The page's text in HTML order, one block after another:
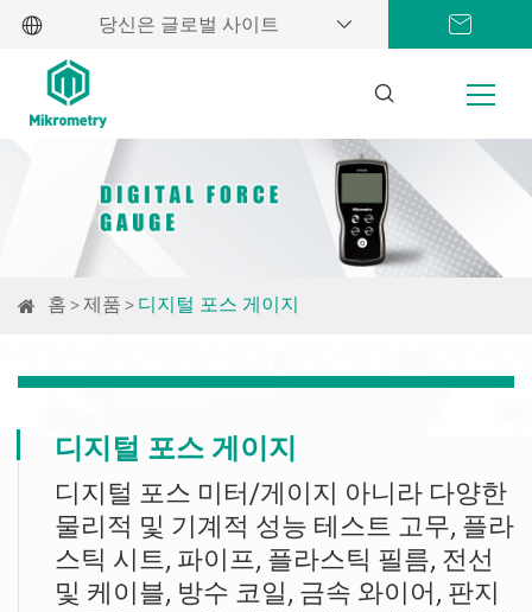
당신은 글로벌 사이트
홈 제품 디지털 포스 게이지
디지털 포스 게이지
디지털 포스 미터/게이지 아니라 다양한
물리적 및 기계적 성능 테스트 고무, 플라
스틱 시트, 파이프, 플라스틱 필름, 전선
및 케이블, 방수 코일, 금속 와이어, 판지